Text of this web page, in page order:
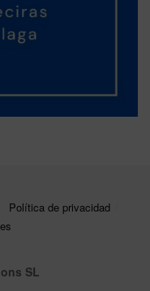
Política de privacidad
SL